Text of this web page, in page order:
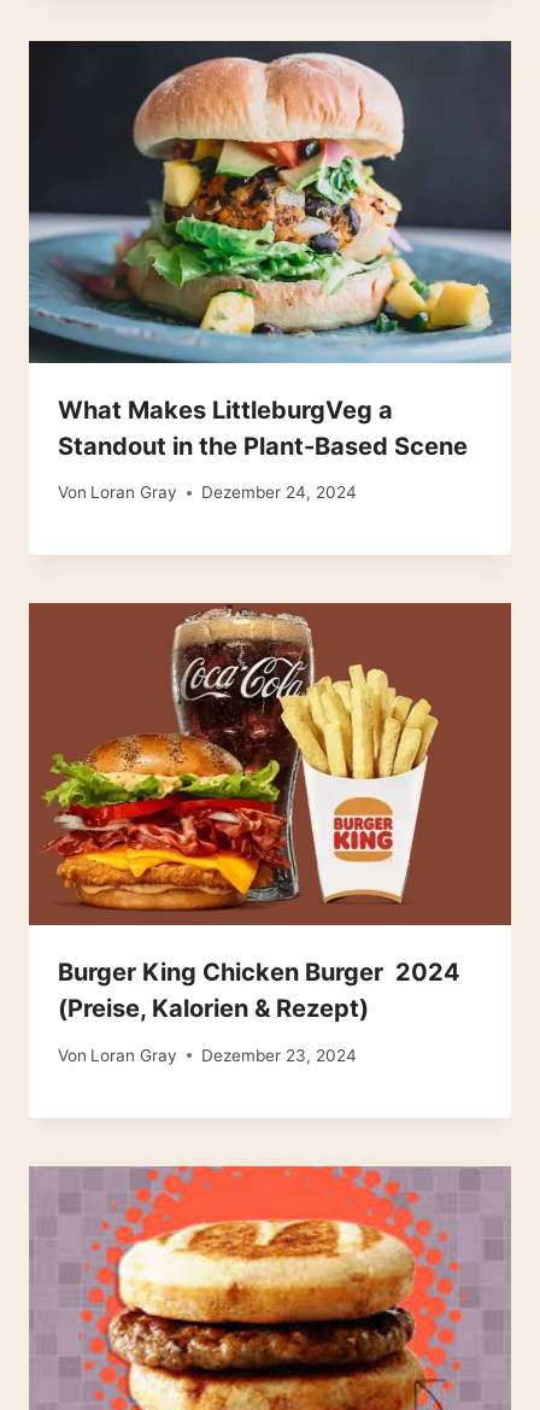
What Makes LittleburgVeg a
Standout in the Plant-Based Scene
Von Loran Gray Dezember 24, 2024
Burger King Chicken Burger 2024
(Preise, Kalorien & Rezept)
Von Loran Gray Dezember 23, 2024